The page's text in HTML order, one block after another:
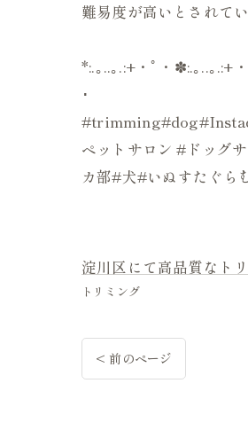
難易度が高いとされて
*:.｡..｡.:+・ﾟ・✽:.｡..｡.:+
･
ペットサロン #ドッグ
カ部#犬#いぬすたぐら
淀川区にて高品質なト
トリミング
< 前のページ